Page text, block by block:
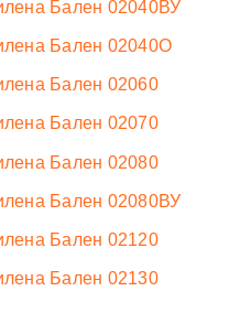
Бален 02040ВУ
Бален 02040О
Бален 02060
Бален 02070
Бален 02080
Бален 02080ВУ
Бален 02120
Бален 02130